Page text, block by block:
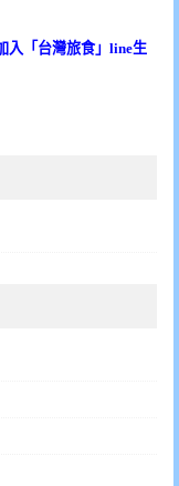
入「台灣旅食」line生